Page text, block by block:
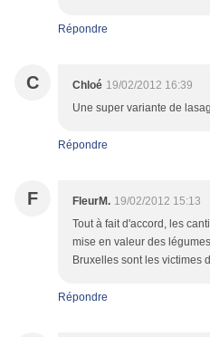
Répondre
C Chloé 19/02/2012 16:39
Une super variante de
Répondre
F FleurM. 19/02/2012 15:13
Tout à fait d'accord, les
mise en valeur des
Bruxelles sont les victimes
Répondre